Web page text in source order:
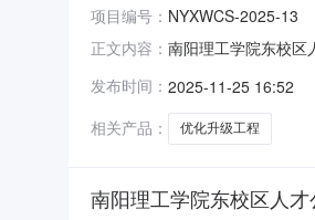
项目编号： NYXWCS-2025-13
正文内容： 南阳理工学院东校区
本次招标的评标结果
号：项目名称：南阳
发布时间： 2025-11-25 16:52
相关产品：
优化升级工程
南阳理工学院东校区人